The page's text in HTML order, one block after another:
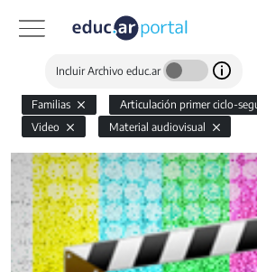
Incluir Archivo educ.ar
Familias
Articulación primer ciclo-
Video
Material audiovisual